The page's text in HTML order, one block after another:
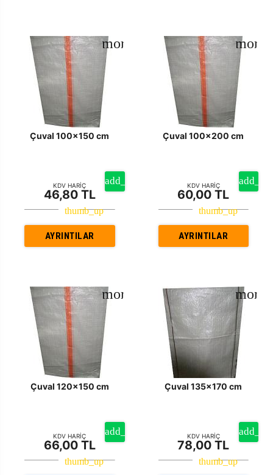
Çuval 100x150 cm
KDV HARİÇ
46,80 TL
AYRINTILAR
Çuval 100x200 cm
KDV HARİÇ
60,00 TL
AYRINTILAR
Çuval 120x150 cm
KDV HARİÇ
66,00 TL
Çuval 135x170 cm
KDV HARİÇ
78,00 TL